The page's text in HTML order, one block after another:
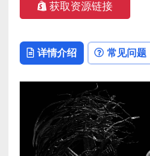
获取资源链接
详情介绍 常见问题